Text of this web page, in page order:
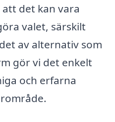
att det kan vara
valet, särskilt
av alternativ som
gör vi det enkelt
och erfarna